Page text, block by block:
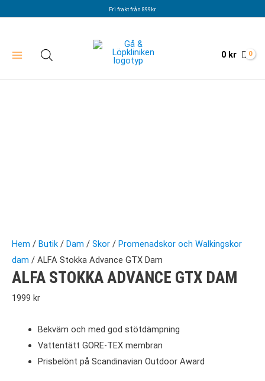
Fri frakt från 899kr
0 kr
Hem / Butik / Dam / Skor / Promenadskor och Walkingskor
dam / ALFA Stokka Advance GTX Dam
ALFA STOKKA ADVANCE GTX DAM
1999 kr
Bekväm och med god stötdämpning
Vattentätt GORE-TEX membran
Prisbelönt på Scandinavian Outdoor Award